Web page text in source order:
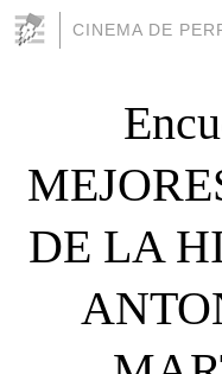
CINEMA DE
DE LA